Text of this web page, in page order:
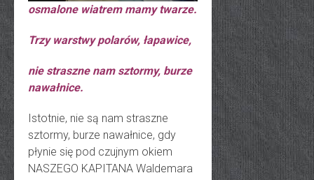
osmalone wiatrem mamy twarze.
Trzy warstwy polarów, łapawice,
nie straszne nam sztormy, burze
nawałnice.
Istotnie, nie są nam straszne
sztormy, burze nawałnice, gdy
płynie się pod czujnym okiem
NASZEGO KAPITANA Waldemara